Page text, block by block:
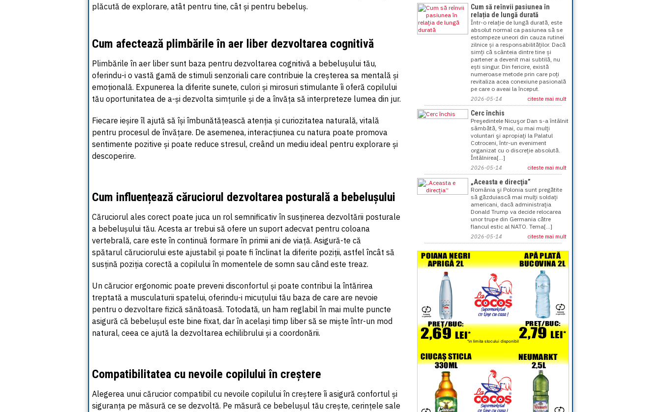
plăcută de explorare, atât pentru tine, cât și pentru bebeluș.
Cum afectează plimbările în aer liber dezvoltarea cognitivă
Plimbările în aer liber sunt baza pentru dezvoltarea cognitivă a bebelușului tău,
oferindu-i o vastă gamă de stimuli senzoriali care contribuie la creșterea sa mentală și
emoțională. Expunerea la diferite sunete, culori și mirosuri stimulante îi oferă copilului
tău oportunitatea de a-și dezvolta simțurile și de a învăța să interpreteze lumea din jur.
Fiecare ieșire îl ajută să își îmbunătățească atenția și curiozitatea naturală, vitală
pentru procesul de învățare. De asemenea, interacțiunea cu natura poate promova
sentimente pozitive și poate reduce stresul, creând un mediu ideal pentru explorare și
descoperire.
Cum influențează căruciorul dezvoltarea posturală a bebelușului
Căruciorul ales corect poate juca un rol semnificativ în susținerea dezvoltării posturale
a bebelușului tău. Acesta ar trebui să ofere un suport adecvat pentru coloana
vertebrală, care este în continuă formare în primii ani de viață. Asigură-te că
spătarul căruciorului este ajustabil și poate fi înclinat la diferite poziții, astfel încât să
susțină poziția corectă a copilului în momentele de somn sau când este treaz.
Un cărucior ergonomic poate preveni disconfortul și poate contribui la întărirea
treptată a musculaturii spatelui, oferindu-i micuțului tău baza de care are nevoie
pentru o dezvoltare fizică sănătoasă. Totodată, un ham reglabil în mai multe puncte
asigură că bebelușul este bine fixat, dar în același timp liber să se miște într-un mod
natural, ceea ce ajută la dezvoltarea echilibrului și a coordonării.
Compatibilitatea cu nevoile copilului în creștere
Alegerea unui cărucior compatibil cu nevoile copilului în creștere îi asigură confortul și
siguranța pe măsură ce se dezvoltă. Pe măsură ce bebelușul tău crește, cerințele sale
Cum să reînvii pasiunea în
relația de lungă durată
Într-o relație de lungă durată, este
absolut normal ca pasiunea să se
estompeze uneori din cauza rutinei
zilnice și a responsabilităților. Dacă
simți că scânteia dintre tine și
partener a devenit mai subtilă, nu
ești singur. Din fericire, există
numeroase metode prin care poți
revitaliza acea conexiune pasională
pe care o aveai la început.
2026-05-14 citeste mai mult
Cerc închis
Preşedintele Nicuşor Dan s-a întâlnit
sâmbătă, 9 mai, cu mai mulţi
voluntari şi apropiaţi la Palatul
Cotroceni, într-un eveniment
organizat cu o discreţie absolută.
Întâlnirea[...]
2026-05-14 citeste mai mult
„Aceasta e direcţia”
România şi Polonia sunt pregătite
să găzduiască mai mulţi soldaţi
americani, dacă administraţia
Donald Trump va decide relocarea
unor trupe din Germania către
flancul estic al NATO. Tema[...]
2026-05-14 citeste mai mult